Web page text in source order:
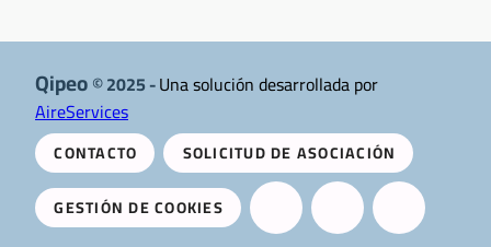
Qipeo© 2025 -Una solución desarrollada por
AireServices
CONTACTO
SOLICITUD DE ASOCIACIÓN
GESTIÓN DE COOKIES